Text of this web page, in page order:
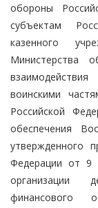
обороны
субъектам
казенного
Министерства
воинскими
Российской
обеспечения
утвержденного
Федерации от 9
организации
финансового